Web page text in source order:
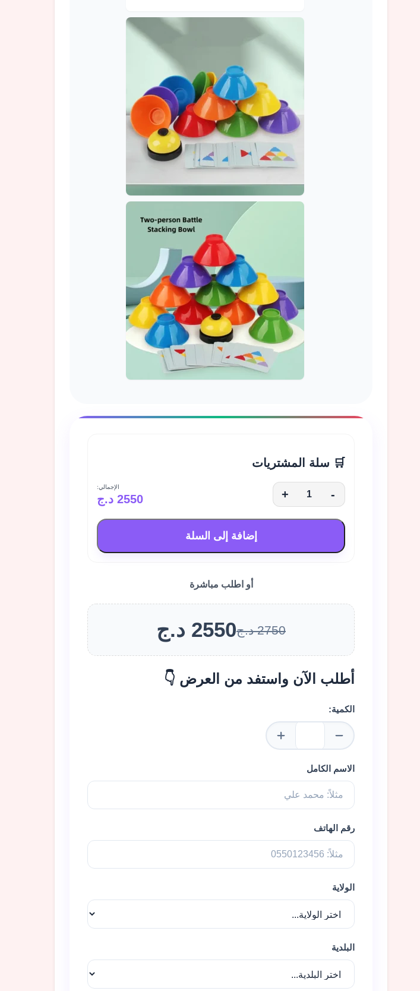
🛒 سلة المشتريات
-
+
الإجمالي:
2550 د.ج
إضافة إلى السلة
أو اطلب مباشرة
2750 د.ج 2550 د.ج
أطلب الآن واستفد من العرض 👇
الكمية:
الاسم الكامل
رقم الهاتف
الولاية
البلدية